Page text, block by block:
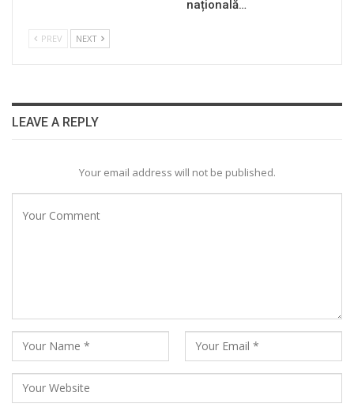
națională…
PREV NEXT
LEAVE A REPLY
Your email address will not be published.